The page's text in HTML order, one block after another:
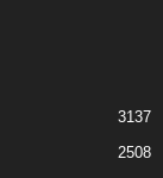
3137
2508